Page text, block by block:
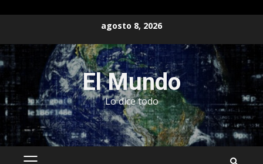
contenido
agosto 8, 2026
El Mundo
Lo dice todo